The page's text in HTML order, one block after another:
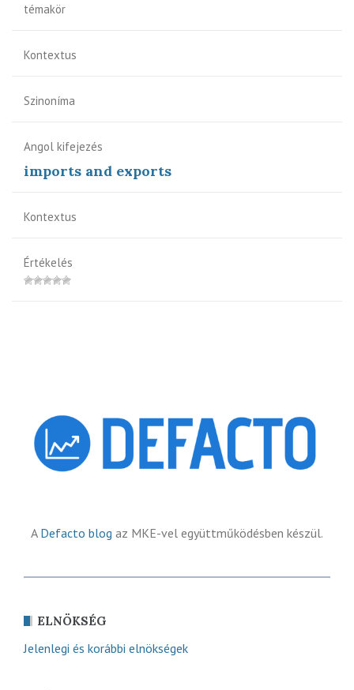
témakör
Kontextus
Szinoníma
Angol kifejezés
imports and exports
Kontextus
Értékelés
A Defacto blog az MKE-vel együttműködésben készül.
ELNÖKSÉG
Jelenlegi és korábbi elnökségek